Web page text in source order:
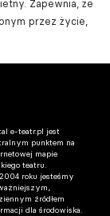
Zapewnia, że
przez życie,
e-teatr.pl jest
punktem na
mapie
teatru.
roku jesteśmy
źródłem
dla środowiska.